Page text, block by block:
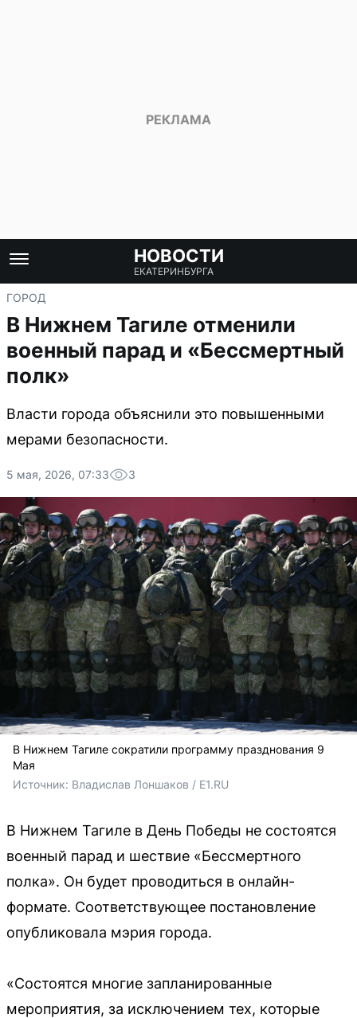
НОВОСТИ
ЕКАТЕРИНБУРГА
ГОРОД
В Нижнем Тагиле отменили
военный парад и «Бессмертный
полк»
Власти города объяснили это повышенными
мерами безопасности.
5 мая, 2026, 07:33 3
В Нижнем Тагиле сократили программу празднования 9
Мая
Источник: Владислав Лоншаков / E1.RU
В Нижнем Тагиле в День Победы не состоятся
военный парад и шествие «Бессмертного
полка». Он будет проводиться в онлайн-
формате. Соответствующее постановление
опубликовала мэрия города.
«Состоятся многие запланированные
мероприятия, за исключением тех, которые